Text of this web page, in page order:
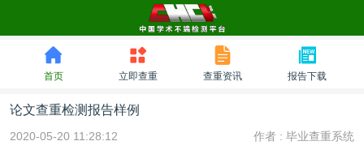
首页 立即查重 查重资讯 报告下载
论文查重检测报告样例
2020-05-20 11:28:12 作者 : 毕业查重系统